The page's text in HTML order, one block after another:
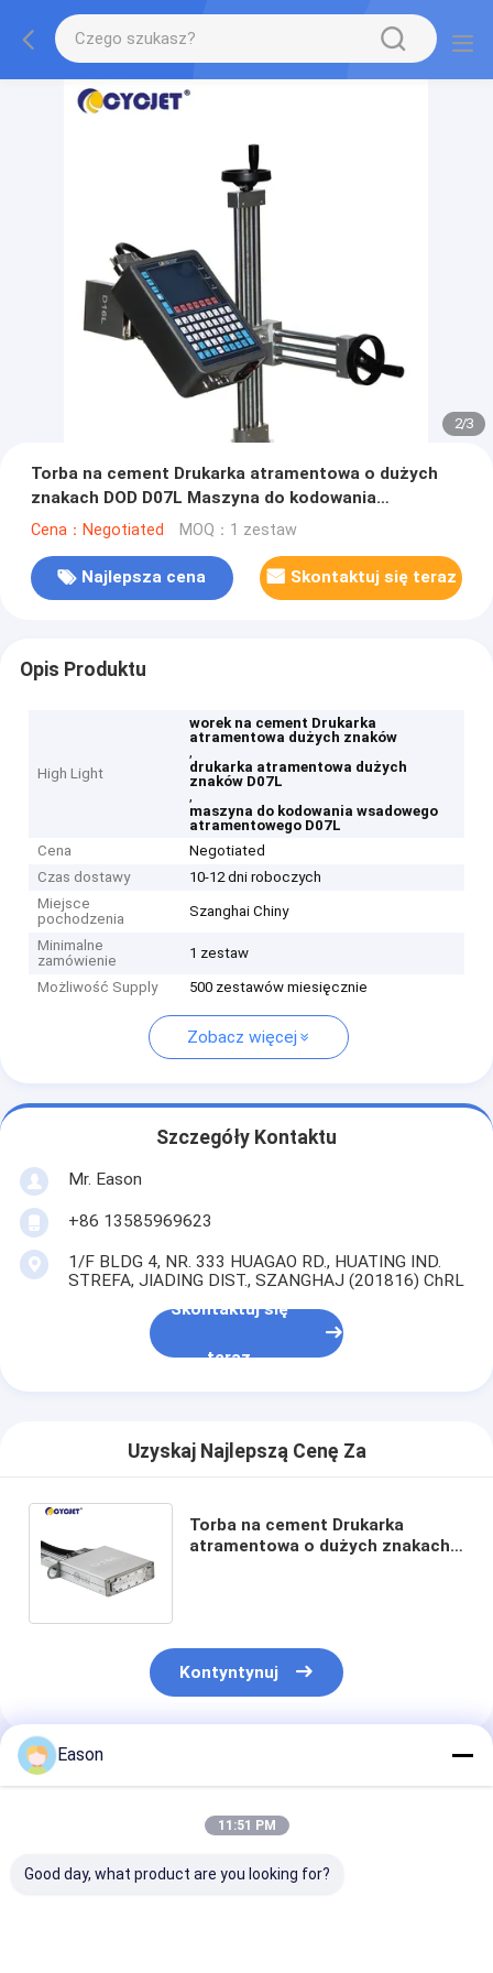
2/3
Torba na cement Drukarka atramentowa o dużych
znakach DOD D07L Maszyna do kodowania
wsadowego
Cena：Negotiated MOQ：1 zestaw
Najlepsza cena Skontaktuj się teraz
Opis Produktu
High Light
worek na cement Drukarka
atramentowa dużych znaków
,
drukarka atramentowa dużych
znaków D07L
,
maszyna do kodowania wsadowego
atramentowego D07L
Cena
Negotiated
Czas dostawy
10-12 dni roboczych
Miejsce
pochodzenia
Szanghai Chiny
Minimalne
zamówienie
1 zestaw
Możliwość Supply 500 zestawów miesięcznie
Zobacz więcej
Szczegóły Kontaktu
Mr. Eason
+86 13585969623
1/F BLDG 4, NR. 333 HUAGAO RD., HUATING IND.
STREFA, JIADING DIST., SZANGHAJ (201816) ChRL
Skontaktuj się
teraz
Uzyskaj Najlepszą Cenę Za
Torba na cement Drukarka
atramentowa o dużych znakach
Kontyntynuj
Polecane Produkty
Eason
11:51 PM
Good day, what product are you looking for?